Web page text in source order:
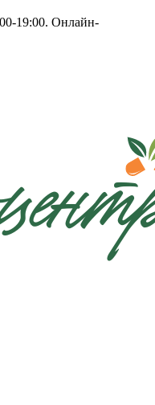
19:00. Онлайн-